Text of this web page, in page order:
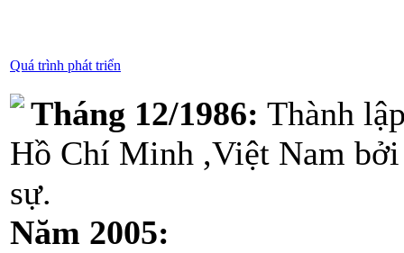
Quá trình phát triển
Tháng 12/1986: Thành
Hồ Chí Minh ,Việt Nam bởi
sự.
Năm 2005: